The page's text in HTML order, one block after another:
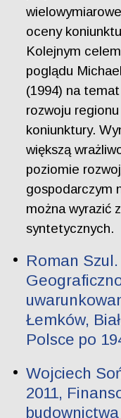
oceny
Kolejnym
poglądu
(1994) na
rozwoju
koniunktury.
większą
poziomie
gospodarczym
można wyrazić
syntetycznych.
Roman
Łemków,
Polsce po
Wojciech
2011,